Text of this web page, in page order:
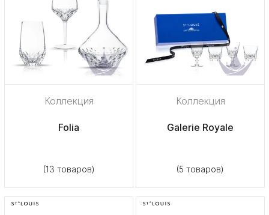
Коллекция
Folia
(13 товаров)
Коллекция
Galerie Royale
(5 товаров)